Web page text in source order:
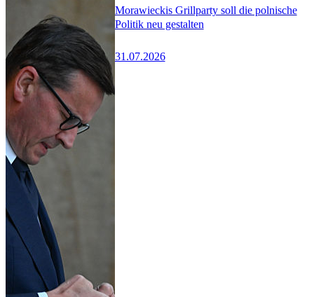
Morawieckis Grillparty soll die polnische
Politik neu gestalten
31.07.2026